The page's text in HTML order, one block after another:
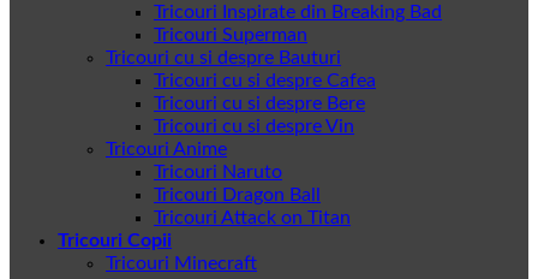
Tricouri Inspirate din Breaking Bad
Tricouri Superman
Tricouri cu si despre Bauturi
Tricouri cu si despre Cafea
Tricouri cu si despre Bere
Tricouri cu si despre Vin
Tricouri Anime
Tricouri Naruto
Tricouri Dragon Ball
Tricouri Attack on Titan
Tricouri Copii
Tricouri Minecraft